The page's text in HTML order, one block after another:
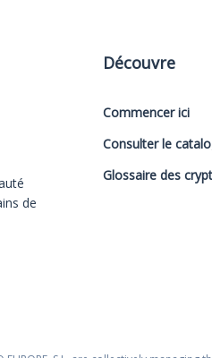
de
Découvre
Commencer ici
Consulter le
Glossaire des